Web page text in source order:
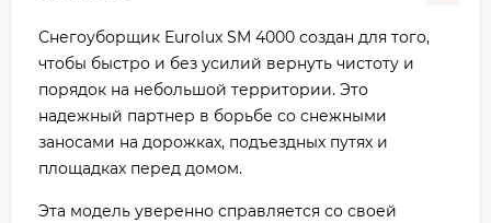
Снегоуборщик Eurolux SM 4000 создан для того,
чтобы быстро и без усилий вернуть чистоту и
порядок на небольшой территории. Это
надежный партнер в борьбе со снежными
заносами на дорожках, подъездных путях и
площадках перед домом.
Эта модель уверенно справляется со своей